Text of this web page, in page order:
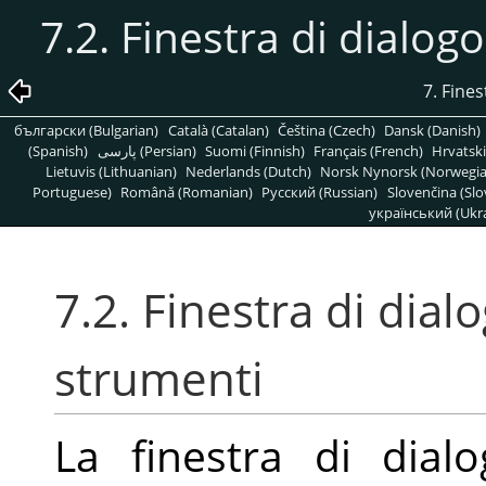
7.2. Finestra di
7.
български (Bulgarian) Català (Catalan) Čeština (Czech) Dansk (Danish)
(Spanish)
پارسی (Persian) Suomi (Finnish) Français (French)
Lietuvis (Lithuanian) Nederlands (Dutch) Norsk Nynorsk
Portuguese) Română (Romanian) Pусский (Russian) Slovenčina
український
7.2. Finestra di
strumenti
La finestra di